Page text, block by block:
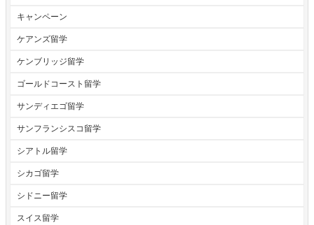
キャンペーン
ケアンズ留学
ケンブリッジ留学
ゴールドコースト留学
サンディエゴ留学
サンフランシスコ留学
シアトル留学
シカゴ留学
シドニー留学
スイス留学